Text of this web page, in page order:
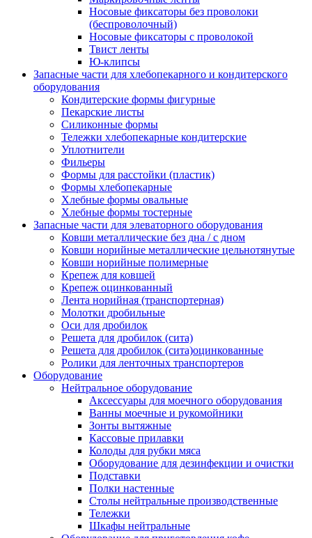
Носовые фиксаторы без проволоки
(беспроволочный)
Носовые фиксаторы с проволокой
Твист ленты
Ю-клипсы
Запасные части для хлебопекарного и кондитерского
оборудования
Кондитерские формы фигурные
Пекарские листы
Силиконные формы
Тележки хлебопекарные кондитерские
Уплотнители
Фильеры
Формы для расстойки (пластик)
Формы хлебопекарные
Хлебные формы овальные
Хлебные формы тостерные
Запасные части для элеваторного оборудования
Ковши металлические без дна / с дном
Ковши норийные металлические цельнотянутые
Ковши норийные полимерные
Крепеж для ковшей
Крепеж оцинкованный
Лента норийная (транспортерная)
Молотки дробильные
Оси для дробилок
Решета для дробилок (сита)
Решета для дробилок (сита)оцинкованные
Ролики для ленточных транспортеров
Оборудование
Нейтральное оборудование
Аксессуары для моечного оборудования
Ванны моечные и рукомойники
Зонты вытяжные
Кассовые прилавки
Колоды для рубки мяса
Оборудование для дезинфекции и очистки
Подставки
Полки настенные
Столы нейтральные производственные
Тележки
Шкафы нейтральные